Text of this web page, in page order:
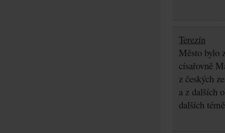
Terezín
Město bylo
císařovně
z českých
a z dalších
dalších